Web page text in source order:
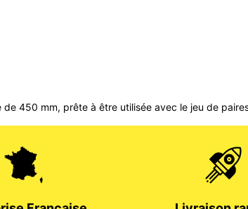
450 mm, prête à être utilisée avec le jeu de